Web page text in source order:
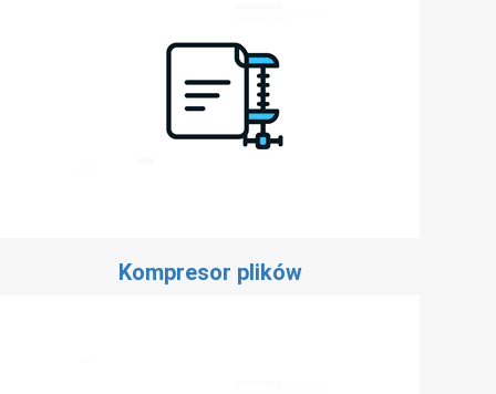
Kompresor plików